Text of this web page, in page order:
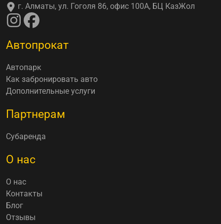
г. Алматы, ул. Гоголя 86, офис 100А, БЦ КазЖол
Автопрокат
Автопарк
Как забронировать авто
Дополнительные услуги
Партнерам
Субаренда
О нас
О нас
Контакты
Блог
Отзывы